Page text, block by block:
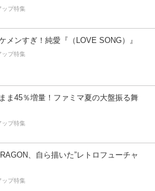
ップ特集
メンすぎ！純愛『（LOVE SONG）』
ップ特集
ま45％増量！ファミマ夏の大盤振る舞
ップ特集
、自ら描いた”レトロフューチャ
ップ特集